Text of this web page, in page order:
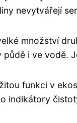
nevytvářejí
množství
půdě i ve vodě.
funkci v
indikátory